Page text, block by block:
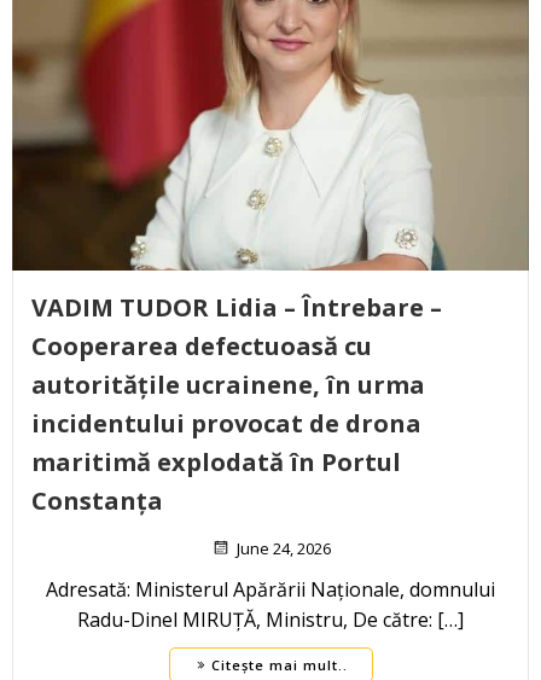
VADIM TUDOR Lidia – Întrebare –
Cooperarea defectuoasă cu
autoritățile ucrainene, în urma
incidentului provocat de drona
maritimă explodată în Portul
Constanța
June 24, 2026
Adresată: Ministerul Apărării Naționale, domnului
Radu-Dinel MIRUȚĂ, Ministru, De către: […]
Citește mai mult..